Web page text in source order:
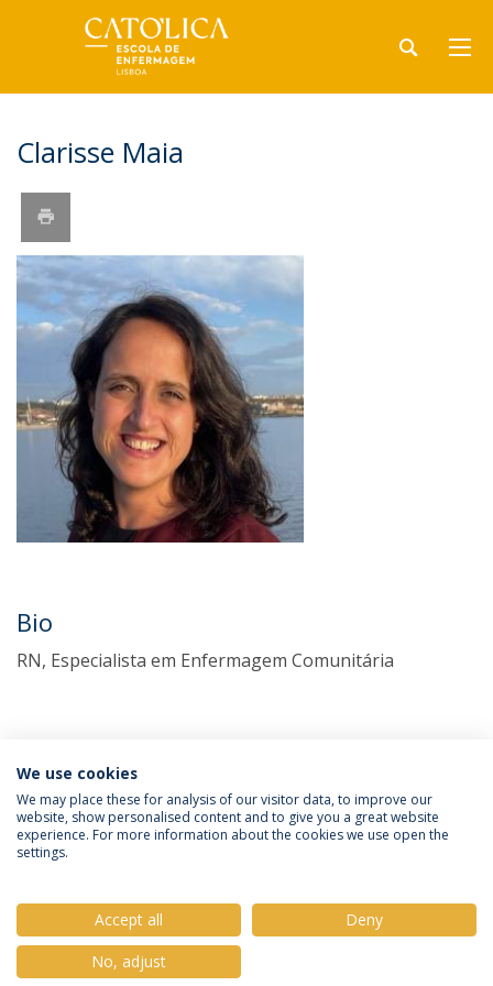
​Clarisse Maia
Bio
RN, Especialista em Enfermagem Comunitária
Política de Privacidade
Termos e Condições
© 2026 Universidade Católica Portuguesa
We use cookies
We may place these for analysis of our visitor data, to improve our
website, show personalised content and to give you a great website
experience. For more information about the cookies we use open the
settings.
Accept all
Deny
No, adjust